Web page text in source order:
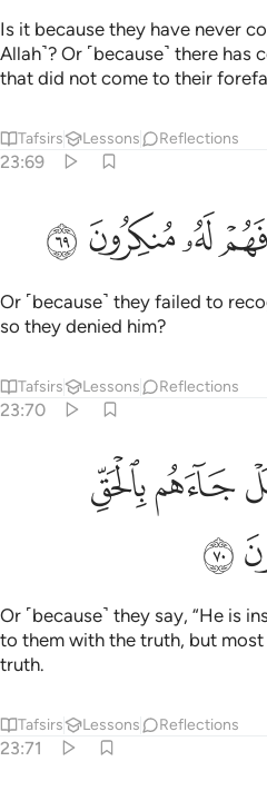
Is it because they have never
Allah˺? Or ˹because˺ there
that did not come to their
Tafsirs Lessons Reflections
23:69
٦٩
٦٩
ﲡﲢﲣﲤ
Or ˹because˺ they failed to
so they denied him?
Tafsirs Lessons Reflections
23:70
للحق كارهون ٧٠
وَأَكْثَرُهُمْ لِلْحَقِّ كَـٰرِهُونَ ٧٠
ﲫﲬ
ﲰ
Or ˹because˺ they say, “He is
to them with the truth, but
truth.
Tafsirs Lessons Reflections
23:71